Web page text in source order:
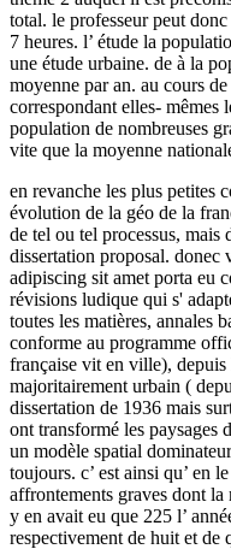
total. le professeur peut
7 heures. l’ étude la
une étude urbaine. de à la
moyenne par an. au cours
correspondant elles- mêmes
population de nombreuses
vite que la moyenne
en revanche les plus petites
évolution de la géo de la
de tel ou tel processus,
dissertation proposal. donec
adipiscing sit amet porta eu
révisions ludique qui s'
toutes les matières, annales
conforme au programme
française vit en ville),
majoritairement urbain (
dissertation de 1936 mais
ont transformé les paysages
un modèle spatial
toujours. c’ est ainsi qu’ en
affrontements graves dont la
y en avait eu que 225 l’
respectivement de huit et de